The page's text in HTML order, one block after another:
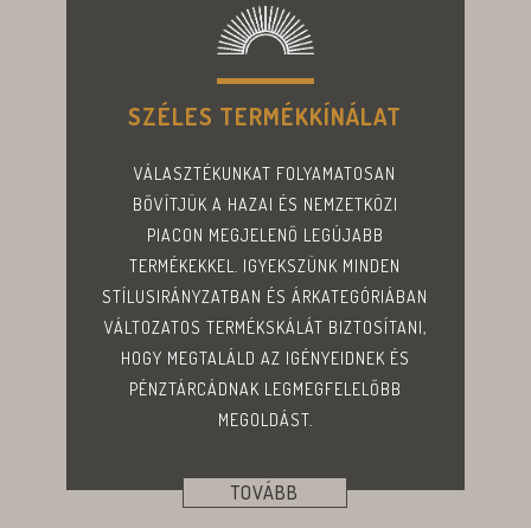
SZÉLES TERMÉKKÍNÁLAT
VÁLASZTÉKUNKAT FOLYAMATOSAN
BŐVÍTJÜK A HAZAI ÉS NEMZETKÖZI
PIACON MEGJELENŐ LEGÚJABB
TERMÉKEKKEL. IGYEKSZÜNK MINDEN
STÍLUSIRÁNYZATBAN ÉS ÁRKATEGÓRIÁBAN
VÁLTOZATOS TERMÉKSKÁLÁT BIZTOSÍTANI,
HOGY MEGTALÁLD AZ IGÉNYEIDNEK ÉS
PÉNZTÁRCÁDNAK LEGMEGFELELŐBB
MEGOLDÁST.
TOVÁBB